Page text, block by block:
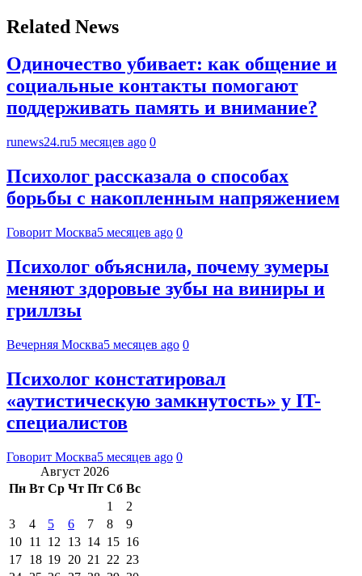
Related News
Одиночество убивает: как общение и
социальные контакты помогают
поддерживать память и внимание?
runews24.ru5 месяцев ago 0
Психолог рассказала о способах
борьбы с накопленным напряжением
Говорит Москва5 месяцев ago 0
Психолог объяснила, почему зумеры
меняют здоровые зубы на виниры и
гриллзы
Вечерняя Москва5 месяцев ago 0
Психолог констатировал
«аутистическую замкнутость» у IT-
специалистов
Говорит Москва5 месяцев ago 0
Август 2026
Пн Вт Ср Чт Пт Сб Вс
1
2
3
4 5 6 7 8
9
10 11 12 13 14 15 16
17 18 19 20 21 22 23